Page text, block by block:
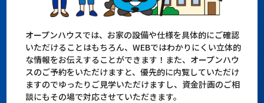
オープンハウスでは、お家の設備や仕様を具体的にご確認
いただけることはもちろん、WEBではわかりにくい立体的
な情報をお伝えすることができます！また、オープンハウ
スのご予約をいただけますと、優先的に内覧していただけ
ますのでゆったりご見学いただけますし、資金計画のご相
談にもその場で対応させていただきます。